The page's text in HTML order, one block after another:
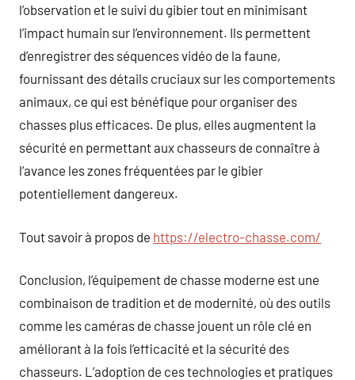
l’observation et le suivi du gibier tout en minimisant
l’impact humain sur l’environnement. Ils permettent
d’enregistrer des séquences vidéo de la faune,
fournissant des détails cruciaux sur les comportements
animaux, ce qui est bénéfique pour organiser des
chasses plus efficaces. De plus, elles augmentent la
sécurité en permettant aux chasseurs de connaître à
l’avance les zones fréquentées par le gibier
potentiellement dangereux.
Tout savoir à propos de https://electro-chasse.com/
Conclusion, l’équipement de chasse moderne est une
combinaison de tradition et de modernité, où des outils
comme les caméras de chasse jouent un rôle clé en
améliorant à la fois l’efficacité et la sécurité des
chasseurs. L’adoption de ces technologies et pratiques